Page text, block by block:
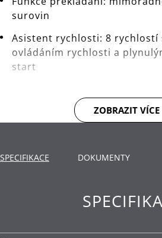
surovin
Asistent rychlosti: 8 rychlostí
ovládáním rychlosti a
start
zvednutí sklopné hlavy a
optimálnímu rozložení váhy
snadné uložení kabelu uvnitř
Celokovový plášť
ZOBRAZIT VÍCE
SPECIFIKACE DOKUMENTY